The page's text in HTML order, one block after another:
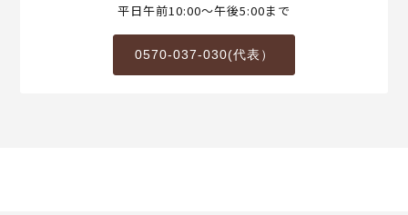
平日午前10:00～午後5:00まで
0570-037-030(代表）